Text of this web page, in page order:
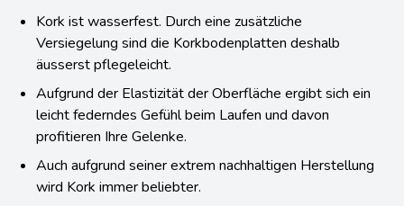
Kork ist wasserfest. Durch eine zusätzliche
Versiegelung sind die Korkbodenplatten deshalb
äusserst pflegeleicht.
Aufgrund der Elastizität der Oberfläche ergibt sich ein
leicht federndes Gefühl beim Laufen und davon
profitieren Ihre Gelenke.
Auch aufgrund seiner extrem nachhaltigen Herstellung
wird Kork immer beliebter.